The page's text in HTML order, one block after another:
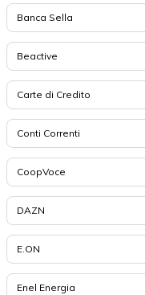
Banca Sella
Beactive
Carte di Credito
Conti Correnti
CoopVoce
DAZN
E.ON
Enel Energia